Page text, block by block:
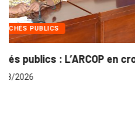
INTÉGRATION RÉGIONALE
Gestion concertée et